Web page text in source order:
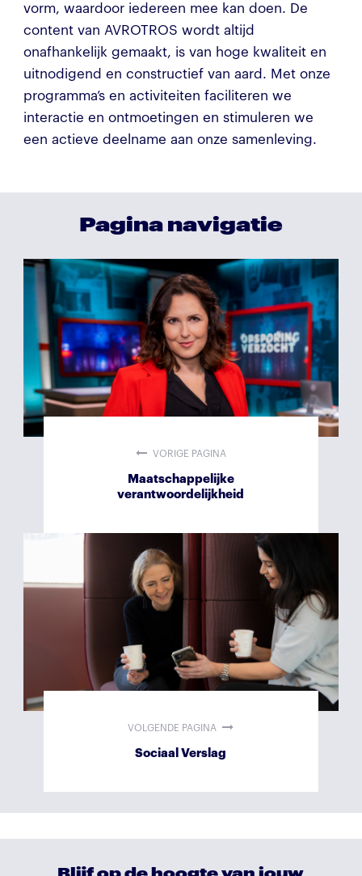
vorm, waardoor iedereen mee kan doen. De
content van AVROTROS wordt altijd
onafhankelijk gemaakt, is van hoge kwaliteit en
uitnodigend en constructief van aard. Met onze
programma’s en activiteiten faciliteren we
interactie en ontmoetingen en stimuleren we
een actieve deelname aan onze samenleving.
Pagina navigatie
VORIGE PAGINA
Maatschappelijke
verantwoordelijkheid
VOLGENDE PAGINA
Sociaal Verslag